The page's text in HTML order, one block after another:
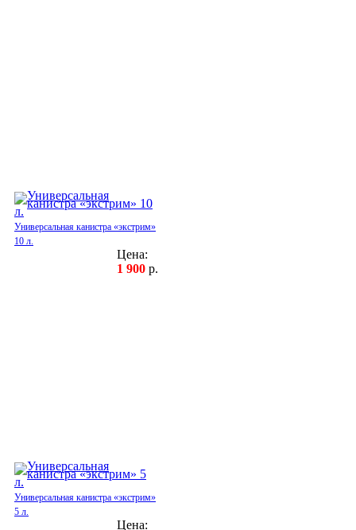
Универсальная канистра «экстрим»
10 л.
Цена:
1 900р.
Универсальная канистра «экстрим»
5 л.
Цена: